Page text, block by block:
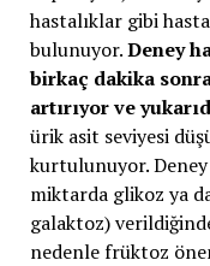
hastalıklar gibi
bulunuyor.Deney
birkaç dakika
artırıyor ve
ürik asit seviyesi
kurtulunuyor.
miktarda glikoz ya
galaktoz)
nedenle früktoz